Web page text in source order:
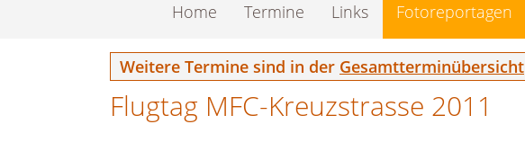
überspringen
Home Termine Links Fotoreportagen
Weitere Termine sind in der Gesamtterminübersicht
Flugtag MFC-Kreuzstrasse 2011